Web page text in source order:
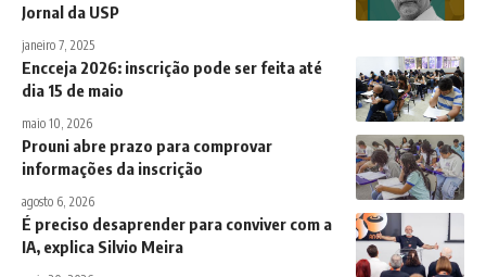
Jornal da USP
janeiro 7, 2025
Encceja 2026: inscrição pode ser feita até
dia 15 de maio
maio 10, 2026
Prouni abre prazo para comprovar
informações da inscrição
agosto 6, 2026
É preciso desaprender para conviver com a
IA, explica Silvio Meira